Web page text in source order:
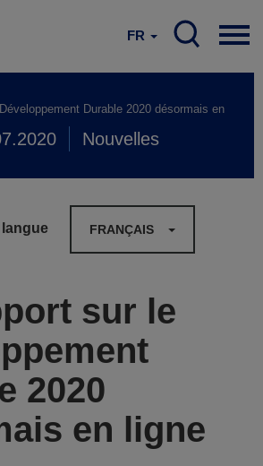
FR
Durable 2020 désormais en
Nouvelles
FRANÇAIS
sur le
2020
en ligne